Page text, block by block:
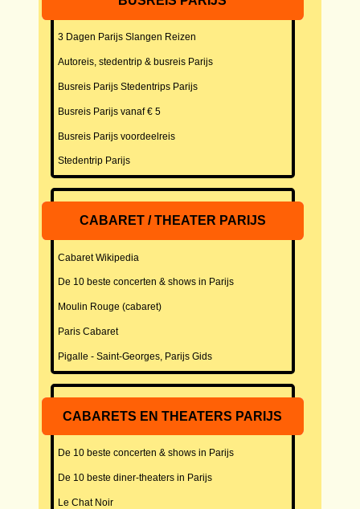
3 Dagen Parijs Slangen Reizen
Autoreis, stedentrip & busreis Parijs
Busreis Parijs Stedentrips Parijs
Busreis Parijs vanaf € 5
Busreis Parijs voordeelreis
Stedentrip Parijs
CABARET / THEATER PARIJS
Cabaret Wikipedia
De 10 beste concerten & shows in Parijs
Moulin Rouge (cabaret)
Paris Cabaret
Pigalle - Saint-Georges, Parijs Gids
CABARETS EN THEATERS PARIJS
De 10 beste concerten & shows in Parijs
De 10 beste diner-theaters in Parijs
Le Chat Noir